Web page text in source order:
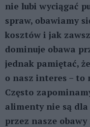
nie lubi wyciągać
spraw, obawiamy
kosztów i jak
dominuje obawa
jednak pamiętać,
o nasz interes –
Często
alimenty nie są
przez nasze